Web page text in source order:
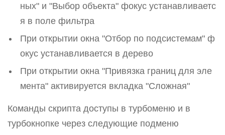
ных" и "Выбор объекта" фокус устанавливаетс
я в поле фильтра
При открытии окна "Отбор по подсистемам" ф
окус устанавливается в дерево
При открытии окна "Привязка границ для эле
мента" активируется вкладка "Сложная"
Команды скрипта доступы в турбоменю и в
турбокнопке через следующие подменю